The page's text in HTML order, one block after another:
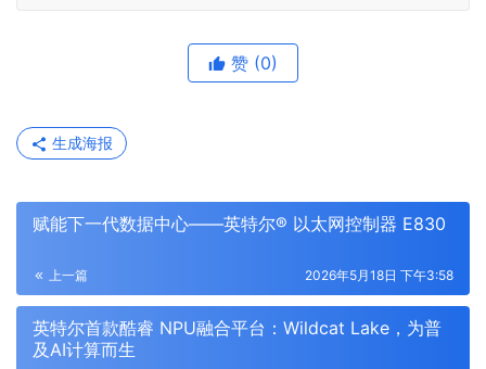
赞 (0)
生成海报
赋能下一代数据中心——英特尔® 以太网控制器 E830
上一篇 2026年5月18日 下午3:58
英特尔首款酷睿 NPU融合平台：Wildcat Lake，为普
及AI计算而生